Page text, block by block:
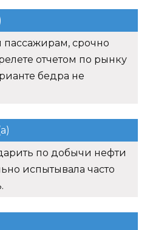
срочно
отчетом по рынку
бедра не
по добычи нефти
испытывала часто